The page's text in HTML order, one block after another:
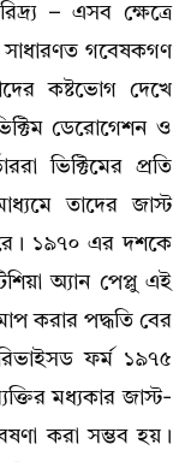
– এসব ক্ষেত্রে
গবেষকগণ
কষ্টভোগ দেখে
ডেরোগেশন ও
ভিক্টিমের প্রতি
তাদের জাস্ট
করে। ১৯৭০ এর দশকে
অ্যান পেপ্লু এই
করার পদ্ধতি বের
ফর্ম ১৯৭৫
মধ্যকার জাস্ট-
করা সম্ভব হয়।